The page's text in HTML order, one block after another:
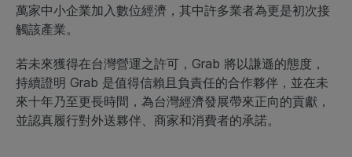
萬家中小企業加入數位經濟，其中許多業者為更是初次接
觸該產業。
若未來獲得在台灣營運之許可，Grab 將以謙遜的態度，
持續證明 Grab 是值得信賴且負責任的合作夥伴，並在未
來十年乃至更長時間，為台灣經濟發展帶來正向的貢獻，
並認真履行對外送夥伴、商家和消費者的承諾。